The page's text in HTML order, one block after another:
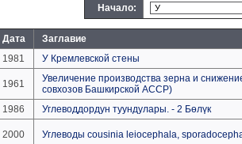
Начало:
Дата Заглавие
1981
У Кремлевской стены
1961
Увеличение производства зерна и
совхозов Башкирской АССР)
1986 Углеводдордун туундулары. - 2 Бөлүк
2000 Углеводы cousinia leiocephala,